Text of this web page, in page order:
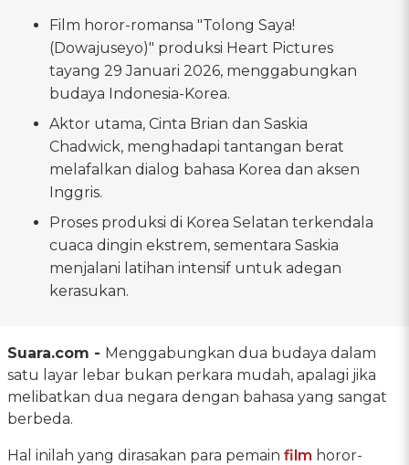
Film horor-romansa "Tolong Saya!
(Dowajuseyo)" produksi Heart Pictures
tayang 29 Januari 2026, menggabungkan
budaya Indonesia-Korea.
Aktor utama, Cinta Brian dan Saskia
Chadwick, menghadapi tantangan berat
melafalkan dialog bahasa Korea dan aksen
Inggris.
Proses produksi di Korea Selatan terkendala
cuaca dingin ekstrem, sementara Saskia
menjalani latihan intensif untuk adegan
kerasukan.
Suara.com - Menggabungkan dua budaya dalam
satu layar lebar bukan perkara mudah, apalagi jika
melibatkan dua negara dengan bahasa yang sangat
berbeda.
Hal inilah yang dirasakan para pemain film horor-